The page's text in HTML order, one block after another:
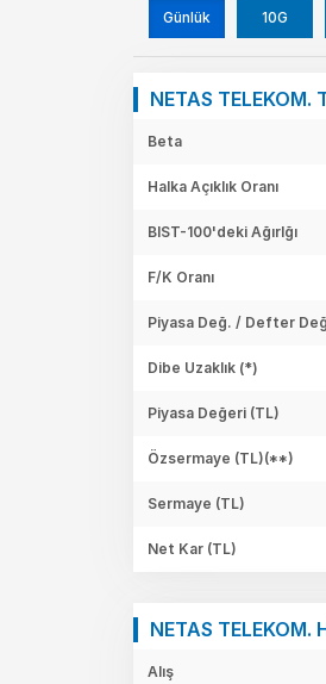
Günlük 10G
NETAS TELEKOM.
Beta
Halka Açıklık Oranı
BIST-100'deki Ağırlğı
F/K Oranı
Piyasa Değ. / Defter Değ
Dibe Uzaklık (*)
Piyasa Değeri (TL)
Özsermaye (TL)(**)
Sermaye (TL)
Net Kar (TL)
NETAS
Alış